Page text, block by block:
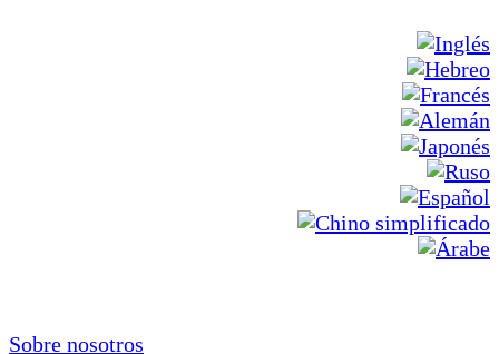
Sobre nosotros